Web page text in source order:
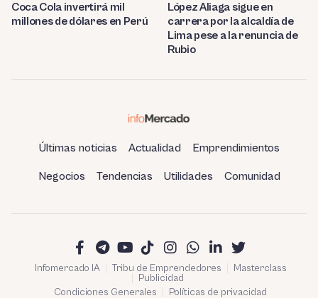
Coca Cola invertirá mil
millones de dólares en Perú
López Aliaga sigue en
carrera por la alcaldía de
Lima pese a la renuncia de
Rubio
Últimas noticias Actualidad Emprendimientos
Negocios Tendencias Utilidades Comunidad
Infomercado IA Tribu de Emprendedores
Masterclass
Publicidad
Condiciones Generales
Políticas de privacidad